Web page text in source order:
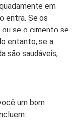
em
entra. Se os
se o cimento se
entanto, se a
são saudáveis,
um bom